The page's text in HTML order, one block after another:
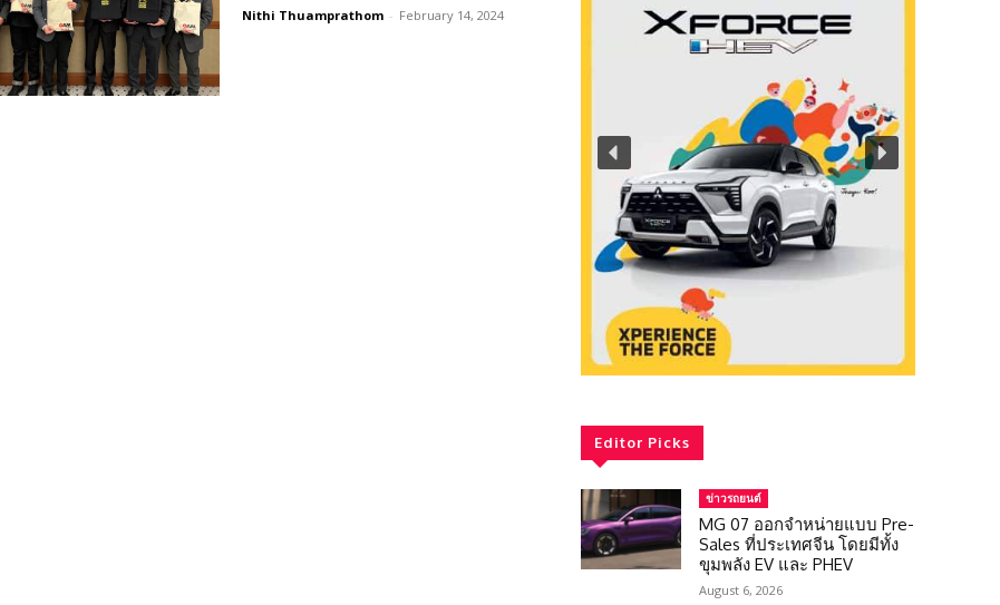
Nithi Thuamprathom - February 14, 2024
Editor Picks
ข่าวรถยนต์
MG 07 ออกจำหน่ายแบบ Pre-
Sales ที่ประเทศจีน โดยมีทั้ง
ขุมพลัง EV และ PHEV
August 6, 2026